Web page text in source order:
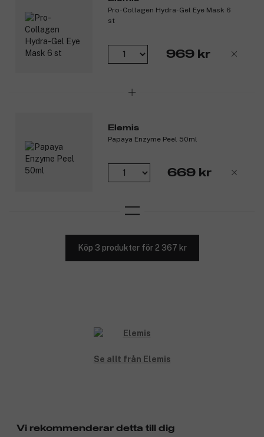
Produktnummer: 3077724Pro-Collagen Hydra-Gel Eye Mask 6
st
969 kr
Elemis
Papaya Enzyme Peel 50ml
669 kr
Köp 3 produkter för 2 367 kr
Se allt från Elemis
Vi rekommenderar detta till dig